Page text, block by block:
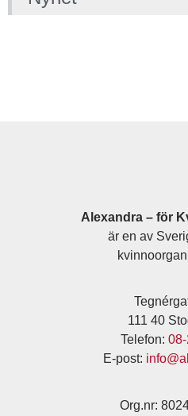
Alexandra – för
är en av
111 40
Telefon:
E-post:
Org.nr: